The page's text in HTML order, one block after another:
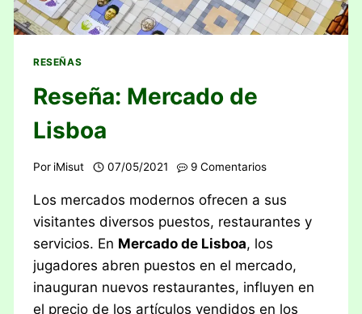
RESEÑAS
Reseña: Mercado de
Lisboa
Por iMisut 07/05/2021 9 Comentarios
Los mercados modernos ofrecen a sus
visitantes diversos puestos, restaurantes y
servicios. En Mercado de Lisboa, los
jugadores abren puestos en el mercado,
inauguran nuevos restaurantes, influyen en
el precio de los artículos vendidos en los